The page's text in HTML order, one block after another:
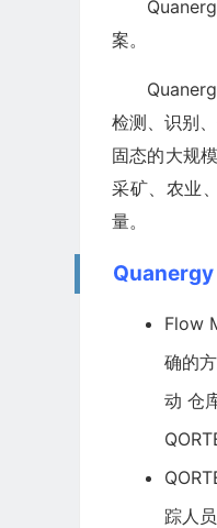
案。
检测、识别
固态的大规
采矿、农业
量。
Quanergy
Flow
确的
动 仓
踪人